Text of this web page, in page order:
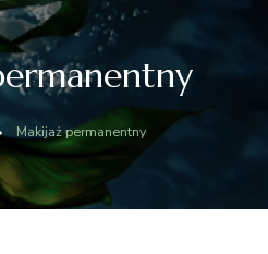
Makijaż permanentny